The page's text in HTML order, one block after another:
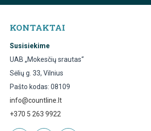
KONTAKTAI
Susisiekime
UAB „Mokesčių srautas“
Sėlių g. 33, Vilnius
Pašto kodas: 08109
info@countline.lt
+370 5 263 9922